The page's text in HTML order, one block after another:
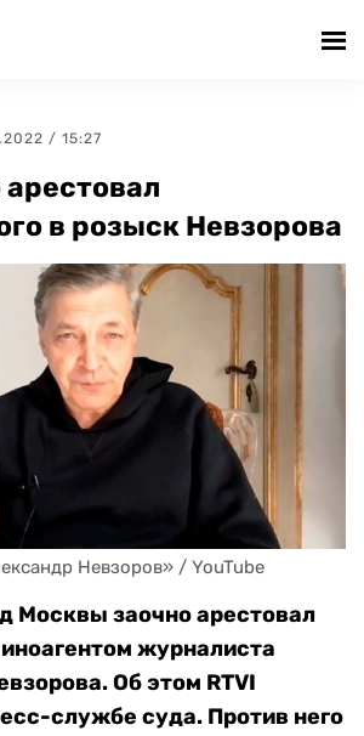
/ 15:27
в розыск Невзорова
Невзоров» / YouTube
Москвы заочно арестовал
журналиста
Об этом RTVI
службе суда. Против него